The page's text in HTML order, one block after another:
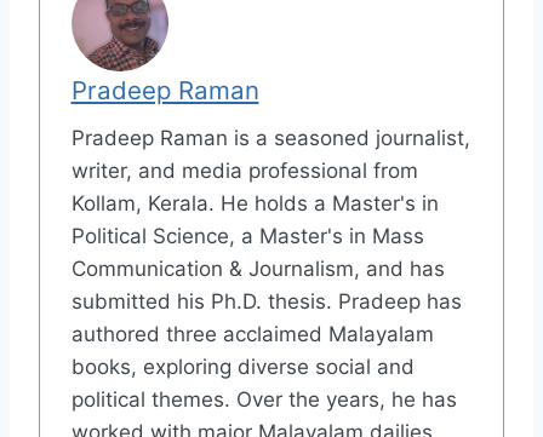
Pradeep Raman
Pradeep Raman is a seasoned journalist,
writer, and media professional from
Kollam, Kerala. He holds a Master's in
Political Science, a Master's in Mass
Communication & Journalism, and has
submitted his Ph.D. thesis. Pradeep has
authored three acclaimed Malayalam
books, exploring diverse social and
political themes. Over the years, he has
worked with major Malayalam dailies